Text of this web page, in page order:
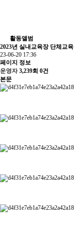
활동앨범
2023년 실내교육장 단체교육
23-06-20 17:36
페이지 정보
운영자 3,239회 0건
본문